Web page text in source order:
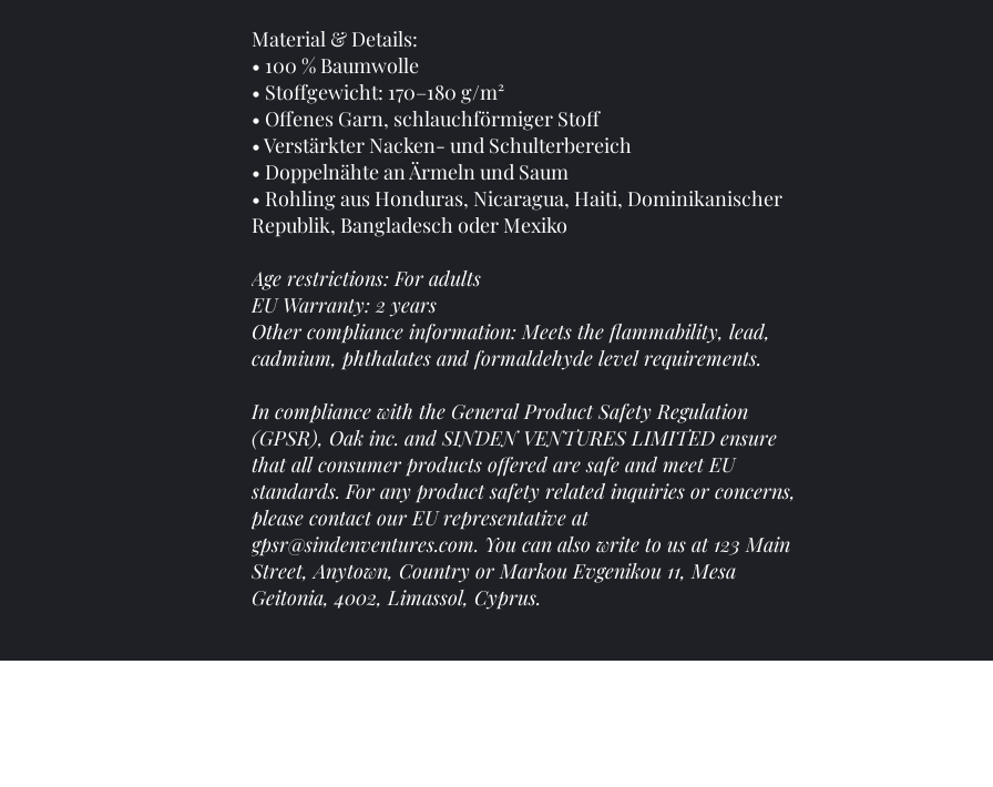
Material & Details:
• 100 % Baumwolle
• Stoffgewicht: 170–180 g/m²
• Offenes Garn, schlauchförmiger Stoff
• Verstärkter Nacken- und Schulterbereich
• Doppelnähte an Ärmeln und Saum
• Rohling aus Honduras, Nicaragua, Haiti, Dominikanischer
Republik, Bangladesch oder Mexiko
Age restrictions: For adults
EU Warranty: 2 years
Other compliance information: Meets the flammability, lead,
cadmium, phthalates and formaldehyde level requirements.
In compliance with the General Product Safety Regulation
(GPSR), Oak inc. and SINDEN VENTURES LIMITED ensure
that all consumer products offered are safe and meet EU
standards. For any product safety related inquiries or concerns,
please contact our EU representative at
gpsr@sindenventures.com. You can also write to us at 123 Main
Street, Anytown, Country orMarkou Evgenikou 11, Mesa
Geitonia, 4002, Limassol, Cyprus.